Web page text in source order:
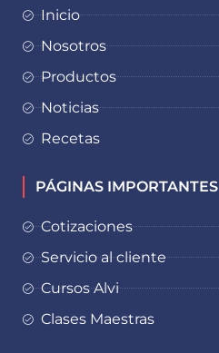
Inicio
Nosotros
Productos
Noticias
Recetas
PÁGINAS IMPORTANTES
Cotizaciones
Servicio al cliente
Cursos Alvi
Clases Maestras